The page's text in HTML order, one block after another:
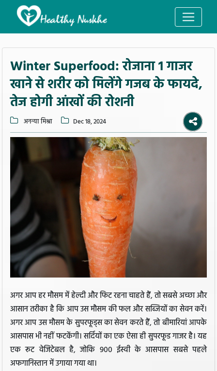
Winter Superfood: रोजाना 1 गाजर
खाने से शरीर को मिलेंगे गजब के फायदे,
तेज होगी आंखों की रोशनी
अनन्या मिश्रा Dec 18, 2024
अगर आप हर मौसम में हेल्दी और फिट रहना चाहते हैं, तो सबसे अच्छा और
आसान तरीका है कि आप उस मौसम की फल और सब्जियों का सेवन करें।
अगर आप उस मौसम के सुपरफूड्स का सेवन करते हैं, तो बीमारियां आपके
आसपास भी नहीं फटकेंगी। सर्दियों का एक ऐसा ही सुपरफूड गाजर है। यह
एक रूट वेजिटेबल है, जोकि 900 ईस्वी के आसपास सबसे पहले
अफगानिस्तान में उगाया गया था।